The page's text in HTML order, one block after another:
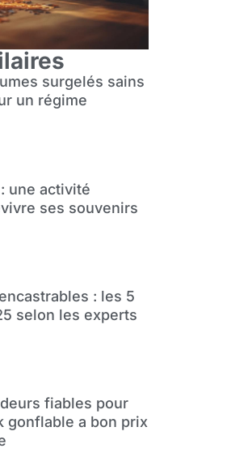
surgelés sains
un régime
une activité
ses souvenirs
: les 5
selon les experts
fiables pour
gonflable a bon prix